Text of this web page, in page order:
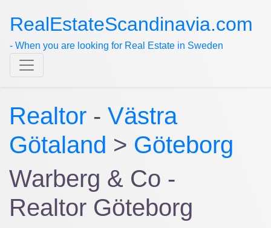
RealEstateScandinavia.com
- When you are looking for Real Estate in Sweden
Realtor - Västra
Götaland > Göteborg
Warberg & Co -
Realtor Göteborg